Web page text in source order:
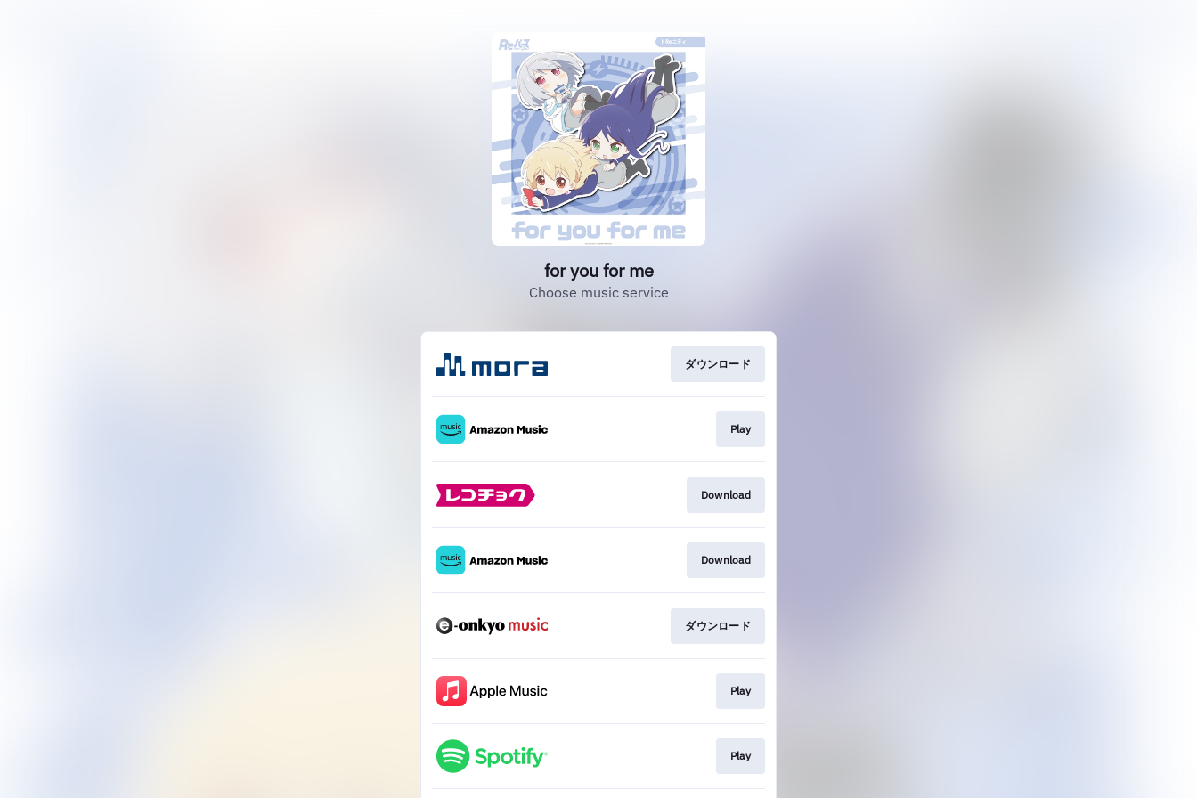
for you for me
Choose music service
ダウンロード
Play
Download
Download
ダウンロード
Play
Play